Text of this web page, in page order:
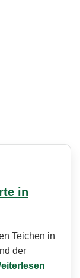
in
Teichen in
der